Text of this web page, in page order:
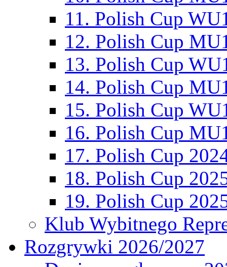
11. Polish Cup
12. Polish Cup
13. Polish Cup
14. Polish Cup
15. Polish Cup
16. Polish Cup
17. Polish Cup
18. Polish Cup
19. Polish Cup
Klub Wybitnego
Rozgrywki 2026/2027